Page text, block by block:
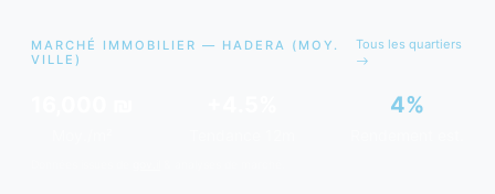
MARCHÉ IMMOBILIER — HADERA (MOY.
VILLE)
Tous les quartiers
4%